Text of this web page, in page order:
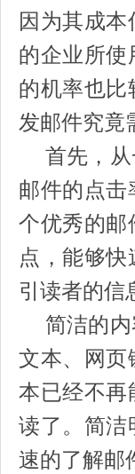
因为其成
的企业所
的机率也
发邮件究竟
首先，从
邮件的点
个优秀的邮
点，能够
引读者的信
简洁的内
文本、网页
本已经不再
读了。简洁
速的了解邮